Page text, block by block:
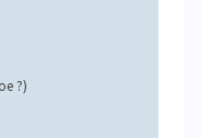
?)